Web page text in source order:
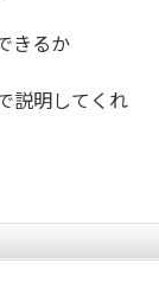
きるか
説明してくれ